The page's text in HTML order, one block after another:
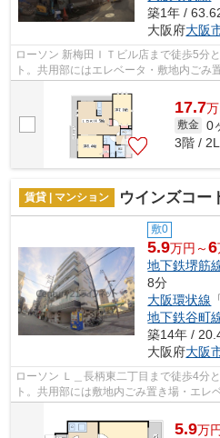
築1年 /
大阪府大阪
ローソン 新梅田ＩＴビル店まで徒歩5分
ト。共用部にはエレベータ・敷地内ごみ
17.7万
敷金 0
3階 /
賃貸 | マンション ウインズコー
敷0
5.9万円～6
地下鉄堺筋
8分
大阪環状線
地下鉄谷町
築14年 /
大阪府大阪
ローソン Ｌ＿長柄東二丁目まで徒歩4分
ト。共用部には敷地内ごみ置き場・エレ
5.9万